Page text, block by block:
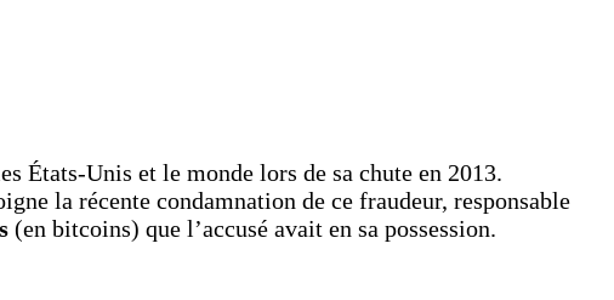
États-Unis et le monde lors de sa chute en 2013.
la récente condamnation de ce fraudeur, responsable
(en bitcoins) que l’accusé avait en sa possession.